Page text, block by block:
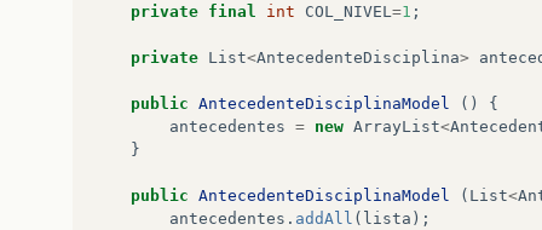
private final int COL_NIVEL =1 ;
private List<AntecedenteDisciplina>
public AntecedenteDisciplinaModel ()
{
antecedentes = new ArrayList<
}
public AntecedenteDisciplinaModel ( List<
antecedentes . addAll ( lista );